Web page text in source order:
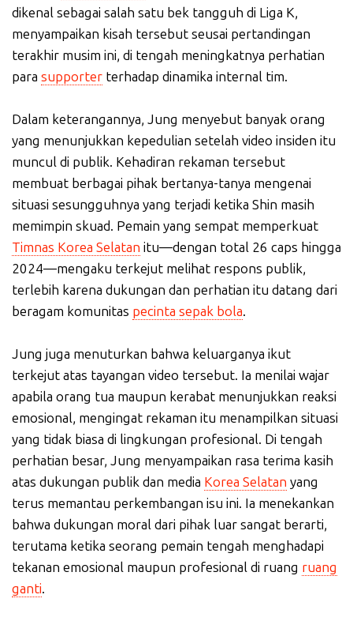
dikenal sebagai salah satu bek tangguh di Liga K,
menyampaikan kisah tersebut seusai pertandingan
terakhir musim ini, di tengah meningkatnya perhatian
para supporter terhadap dinamika internal tim.
Dalam keterangannya, Jung menyebut banyak orang
yang menunjukkan kepedulian setelah video insiden itu
muncul di publik. Kehadiran rekaman tersebut
membuat berbagai pihak bertanya-tanya mengenai
situasi sesungguhnya yang terjadi ketika Shin masih
memimpin skuad. Pemain yang sempat memperkuat
Timnas Korea Selatan itu—dengan total 26 caps hingga
2024—mengaku terkejut melihat respons publik,
terlebih karena dukungan dan perhatian itu datang dari
beragam komunitas pecinta sepak bola.
Jung juga menuturkan bahwa keluarganya ikut
terkejut atas tayangan video tersebut. Ia menilai wajar
apabila orang tua maupun kerabat menunjukkan reaksi
emosional, mengingat rekaman itu menampilkan situasi
yang tidak biasa di lingkungan profesional. Di tengah
perhatian besar, Jung menyampaikan rasa terima kasih
atas dukungan publik dan media Korea Selatan yang
terus memantau perkembangan isu ini. Ia menekankan
bahwa dukungan moral dari pihak luar sangat berarti,
terutama ketika seorang pemain tengah menghadapi
tekanan emosional maupun profesional di ruang ruang
ganti.